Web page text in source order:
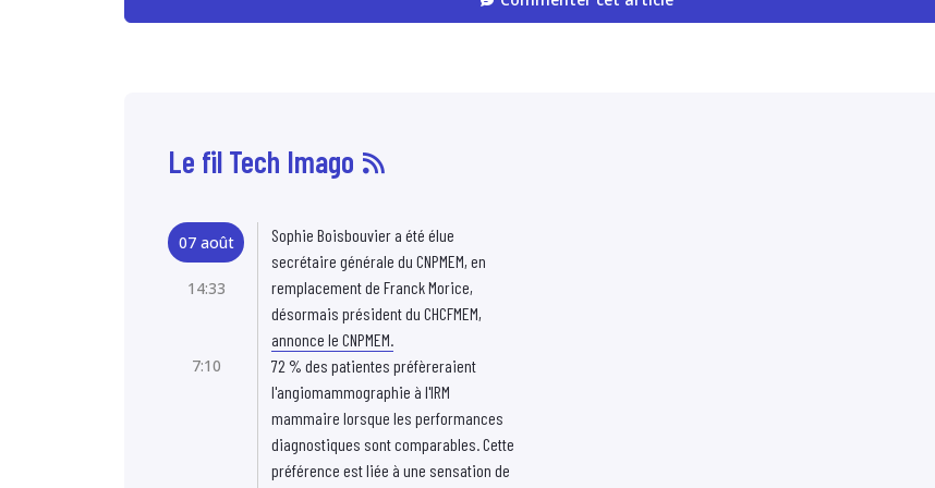
Le fil Tech Imago
07 août
14:33
Sophie Boisbouvier a été élue
secrétaire générale du CNPMEM, en
remplacement de Franck Morice,
désormais président du CHCFMEM,
annonce le CNPMEM.
7:10
72 % des patientes préfèreraient
l'angiomammographie à l'IRM
mammaire lorsque les performances
diagnostiques sont comparables. Cette
préférence est liée à une sensation de